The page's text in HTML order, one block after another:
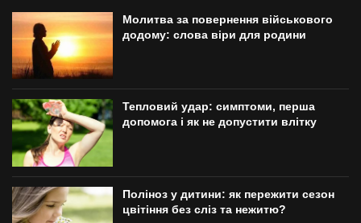
Молитва за повернення військового
додому: слова віри для родини
Тепловий удар: симптоми, перша
допомога і як не допустити влітку
Поліноз у дитини: як пережити сезон
цвітіння без сліз та нежитю?